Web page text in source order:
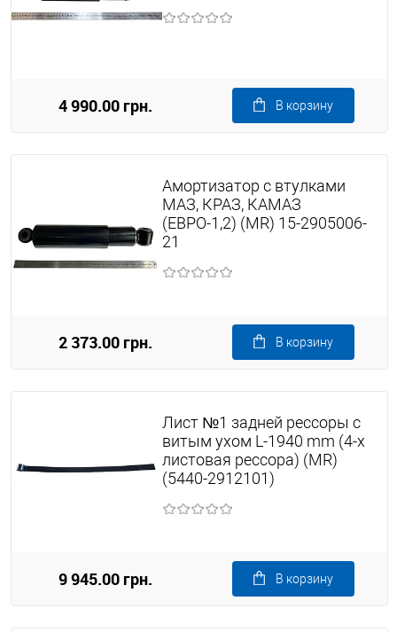
4 990.00 грн. В корзину
Амортизатор с втулками
МАЗ, КРАЗ, КАМАЗ
(ЕВРО-1,2) (MR) 15-2905006-
21
2 373.00 грн. В корзину
Лист №1 задней рессоры с
витым ухом L-1940 mm (4-х
листовая рессора) (MR)
(5440-2912101)
9 945.00 грн. В корзину